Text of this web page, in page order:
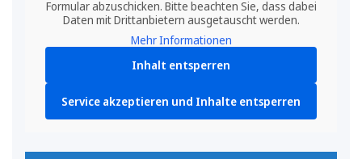
Formular abzuschicken. Bitte beachten Sie, dass dabei
Daten mit Drittanbietern ausgetauscht werden.
Mehr Informationen
Inhalt entsperren
Service akzeptieren und Inhalte entsperren